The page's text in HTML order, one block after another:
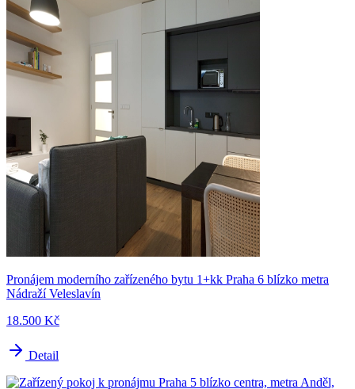
Pronájem moderního zařízeného bytu 1+kk Praha 6 blízko metra
Nádraží Veleslavín
18.500 Kč
Detail